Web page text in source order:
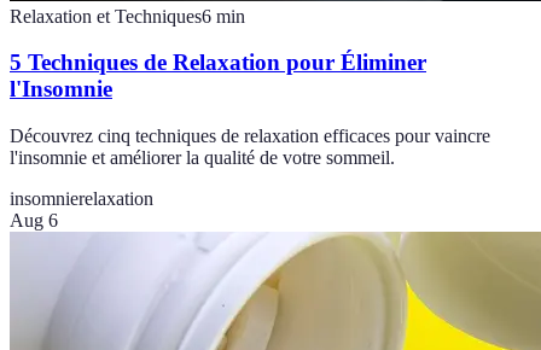
Relaxation et Techniques6 min
5 Techniques de Relaxation pour Éliminer
l'Insomnie
Découvrez cinq techniques de relaxation efficaces pour vaincre
l'insomnie et améliorer la qualité de votre sommeil.
insomnierelaxation
Aug 6